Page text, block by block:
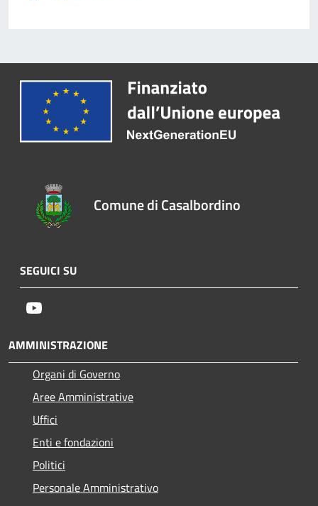
Comune di Casalbordino
SEGUICI SU
AMMINISTRAZIONE
Organi di Governo
Aree Amministrative
Uffici
Enti e fondazioni
Politici
Personale Amministrativo